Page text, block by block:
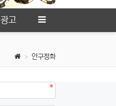
광고
안구정화